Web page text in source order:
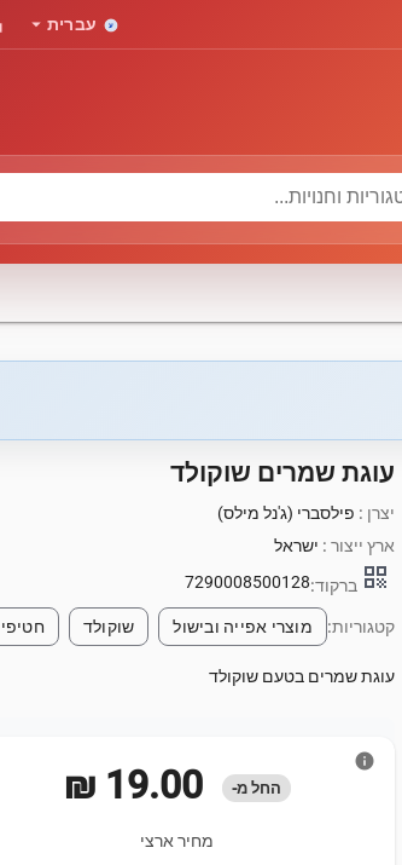
עברית arrow_drop_down
עוגת שמרים שוקולד
יצרן : פילסברי (ג'נל מילס)
ארץ ייצור : ישראל
qr_code ברקוד:7290008500128
קטגוריות: מוצרי אפייה ובישול שוקולד
עוגת שמרים בטעם שוקולד
החל מ- ‏19.00 ‏₪
מחיר ארצי
info